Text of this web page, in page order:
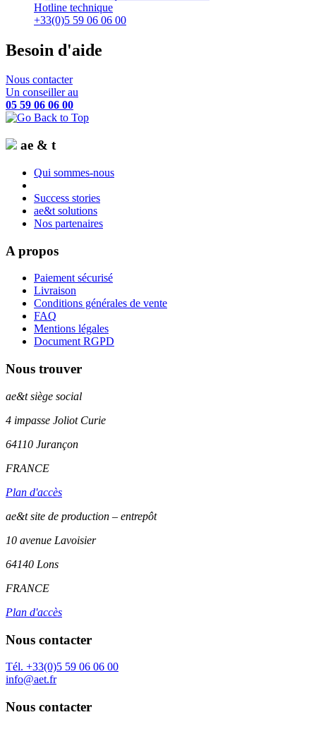
Hotline technique
+33(0)5 59 06 06 00
Besoin d'aide
Nous contacter
Un conseiller au
05 59 06 06 00
ae & t
Qui sommes-nous
Success stories
ae&t solutions
Nos partenaires
A propos
Paiement sécurisé
Livraison
Conditions générales de vente
FAQ
Mentions légales
Document RGPD
Nous trouver
ae&tsiège social
4 impasse Joliot Curie
64110 Jurançon
FRANCE
Plan d'accès
ae&t site de production – entrepôt
10 avenue Lavoisier
64140 Lons
FRANCE
Plan d'accès
Nous contacter
Tél. +33(0)5 59 06 06 00
info@aet.fr
Nous contacter